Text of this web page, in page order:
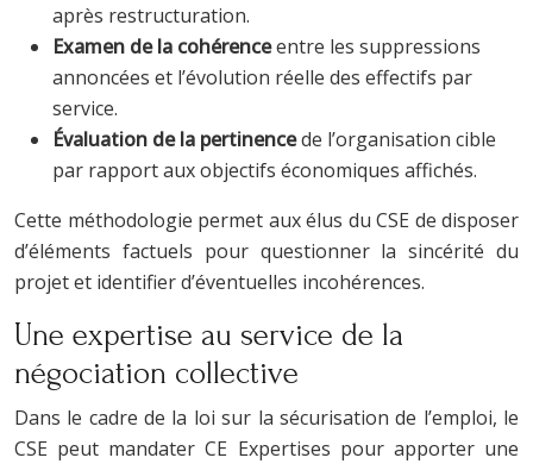
après restructuration.
Examen de la cohérenceentre les suppressions
annoncées et l’évolution réelle des effectifs par
service.
Évaluation de la pertinencede l’organisation cible
par rapport aux objectifs économiques affichés.
Cette méthodologie permet aux élus du CSE de disposer
d’éléments factuels pour questionner la sincérité du
projet et identifier d’éventuelles incohérences.
Une expertise au service de la
négociation collective
Dans le cadre de la loi sur la sécurisation de l’emploi, le
CSE peut mandater CE Expertises pour apporter une